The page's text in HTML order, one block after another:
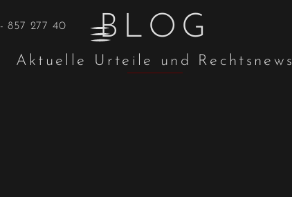
857 277 40 BLOG
Aktuelle Urteile und Rechtsnews